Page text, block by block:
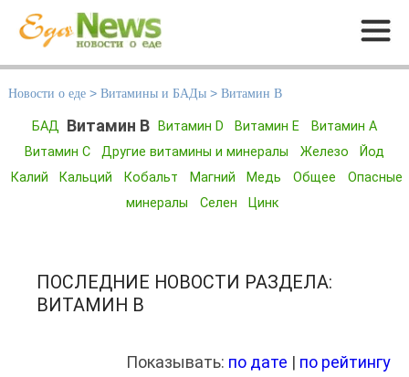
Меню
Новости о еде > Витамины и БАДы > Витамин B
БАД Витамин B Витамин D Витамин E
Витамин А
Витамин С
Другие витамины и минералы Железо
Йод
Калий
Кальций Кобальт Магний Медь Общее
Опасные
минералы
Селен Цинк
ПОСЛЕДНИЕ НОВОСТИ РАЗДЕЛА:
ВИТАМИН B
Показывать: по дате | по рейтингу